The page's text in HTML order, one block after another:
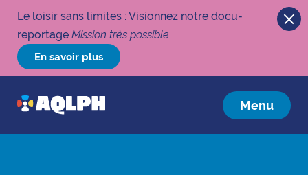
Le loisir sans limites : Visionnez notre docu-
reportage Mission très possible
En savoir plus
Menu